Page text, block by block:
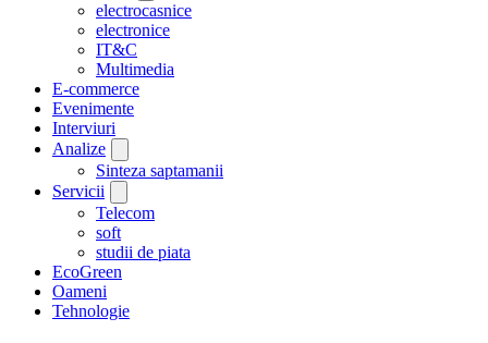
electrocasnice
electronice
IT&C
Multimedia
E-commerce
Evenimente
Interviuri
Analize
Sinteza saptamanii
Servicii
Telecom
soft
studii de piata
EcoGreen
Oameni
Tehnologie